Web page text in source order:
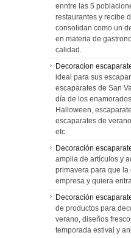
enntre las 5
restaurantes y recibe
consolidan como un
en materia de
calidad.
Decoracion
ideal para sus
escaparates de San
día de los
Halloween,
escaparates de
etc.
Decoración
amplia de artículos y
primavera para que
empresa y quiera
Decoración
de productos para
verano, diseños
temporada estival y